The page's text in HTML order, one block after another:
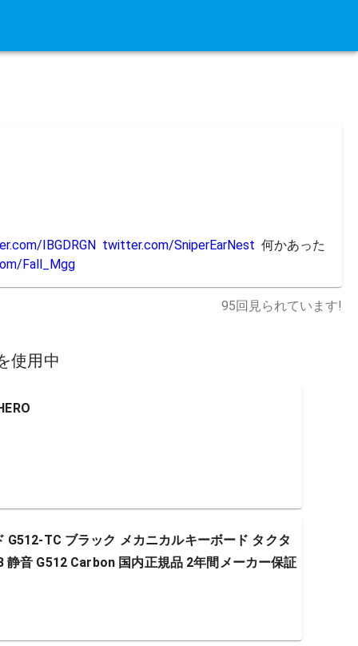
IBGDRGN twitter.com/SniperEarNest
  何かあった
Fall_Mgg
95回見られています!
使用中
TC ブラック メカニカルキーボード タクタ
静音 G512 Carbon 国内正規品 2年間メーカー保証